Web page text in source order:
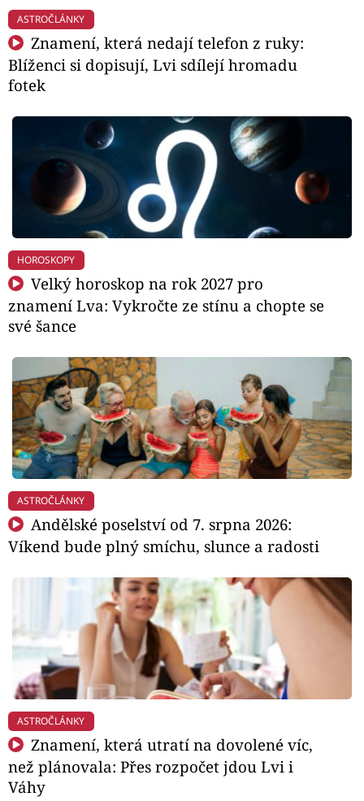
ASTROČLÁNKY
Znamení, která nedají telefon z ruky:
Blíženci si dopisují, Lvi sdílejí hromadu
fotek
HOROSKOPY
Velký horoskop na rok 2027 pro
znamení Lva: Vykročte ze stínu a chopte se
své šance
ASTROČLÁNKY
Andělské poselství od 7. srpna 2026:
Víkend bude plný smíchu, slunce a radosti
ASTROČLÁNKY
Znamení, která utratí na dovolené víc,
než plánovala: Přes rozpočet jdou Lvi i
Váhy